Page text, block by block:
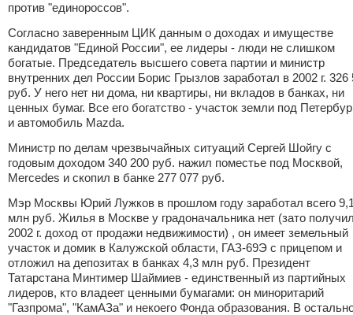
против "единороссов".
Согласно заверенным ЦИК данным о доходах и имуществе
кандидатов "Единой России", ее лидеры - люди не слишком
богатые. Председатель высшего совета партии и министр
внутренних дел России Борис Грызлов заработал в 2002 г. 326
руб. У него нет ни дома, ни квартиры, ни вкладов в банках, ни
ценных бумаг. Все его богатство - участок земли под
и автомобиль Mazda.
Министр по делам чрезвычайных ситуаций Сергей Шойгу с
годовым доходом 340 200 руб. нажил поместье под Москвой,
Mercedes и скопил в банке 277 077 руб.
Мэр Москвы Юрий Лужков в прошлом году заработал всего
млн руб. Жилья в Москве у градоначальника нет (зато
2002 г. доход от продажи недвижимости) , он имеет земельный
участок и домик в Калужской области, ГАЗ-69Э с прицепом и
отложил на депозитах в банках 4,3 млн руб. Президент
Татарстана Минтимер Шаймиев - единственный из партийных
лидеров, кто владеет ценными бумагами: он миноритарий
"Газпрома", "КамАЗа" и некоего Фонда образования. В